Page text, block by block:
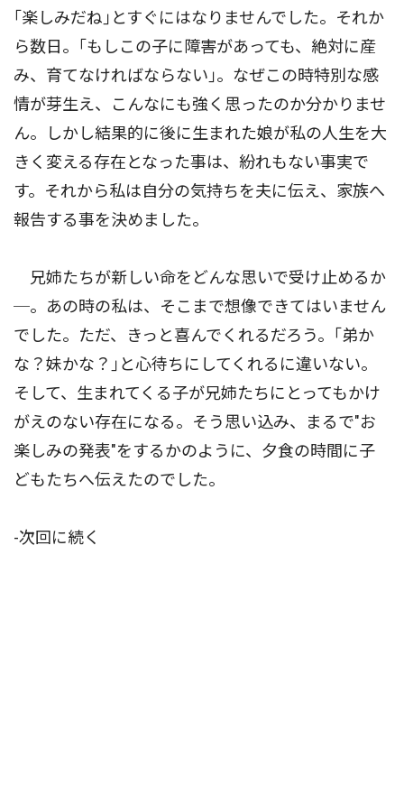
｢楽しみだね｣とすぐにはなりませんでした。それか
ら数日。｢もしこの子に障害があっても、絶対に産
み、育てなければならない｣。なぜこの時特別な感
情が芽生え、こんなにも強く思ったのか分かりませ
ん。しかし結果的に後に生まれた娘が私の人生を大
きく変える存在となった事は、紛れもない事実で
す。それから私は自分の気持ちを夫に伝え、家族へ
報告する事を決めました。
兄姉たちが新しい命をどんな思いで受け止めるか
─。あの時の私は、そこまで想像できてはいません
でした。ただ、きっと喜んでくれるだろう。｢弟か
な？妹かな？｣と心待ちにしてくれるに違いない。
そして、生まれてくる子が兄姉たちにとってもかけ
がえのない存在になる。そう思い込み、まるで"お
楽しみの発表"をするかのように、夕食の時間に子
どもたちへ伝えたのでした。
-次回に続く